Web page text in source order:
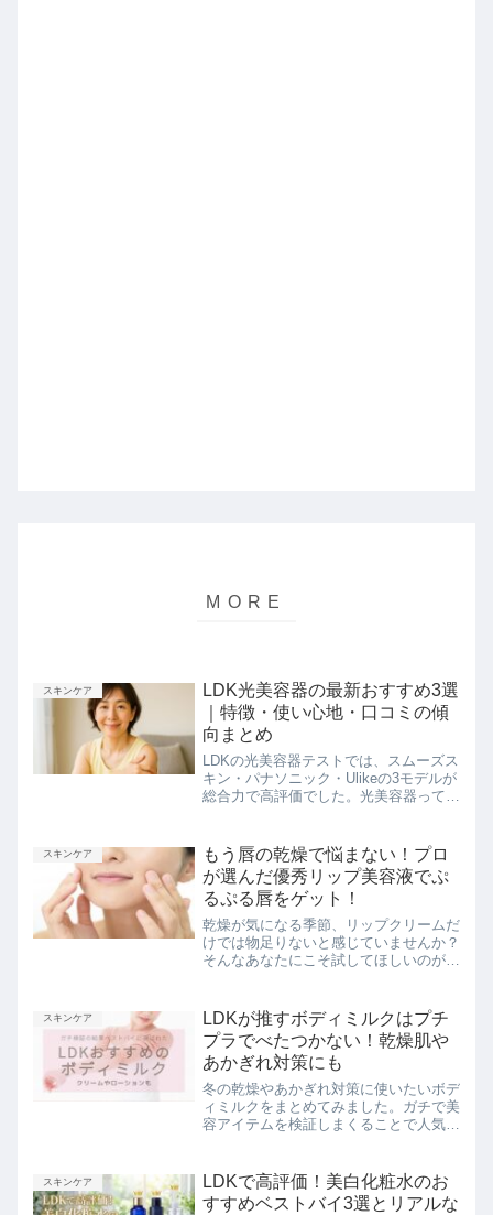
スキンケア
LDK光美容器の最新おすすめ3選
｜特徴・使い心地・口コミの傾
向まとめ
LDKの光美容器テストでは、スムーズス
キン・パナソニック・Ulikeの3モデルが
総合力で高評価でした。光美容器って種
「肌にやさしいタイプがいいのか」「痛
みが少ないモデル...
スキンケア
もう唇の乾燥で悩まない！プロ
が選んだ優秀リップ美容液でぷ
るぷる唇をゲット！
乾燥が気になる季節、リップクリームだ
けでは物足りないと感じていませんか？
そんなあなたにこそ試してほしいのが、
2025年2月号』でベストバイに選ばれた
2つの優秀リップ美容液をまとめてご紹
介します。
スキンケア
LDKが推すボディミルクはプチ
プラでべたつかない！乾燥肌や
あかぎれ対策にも
冬の乾燥やあかぎれ対策に使いたいボデ
ィミルクをまとめてみました。ガチで美
容アイテムを検証しまくることで人気の
り。自分に合う全身保湿剤を探している
方にはぜひチェックしてみてください。
スキンケア
LDKで高評価！美白化粧水のお
すすめベストバイ3選とリアルな